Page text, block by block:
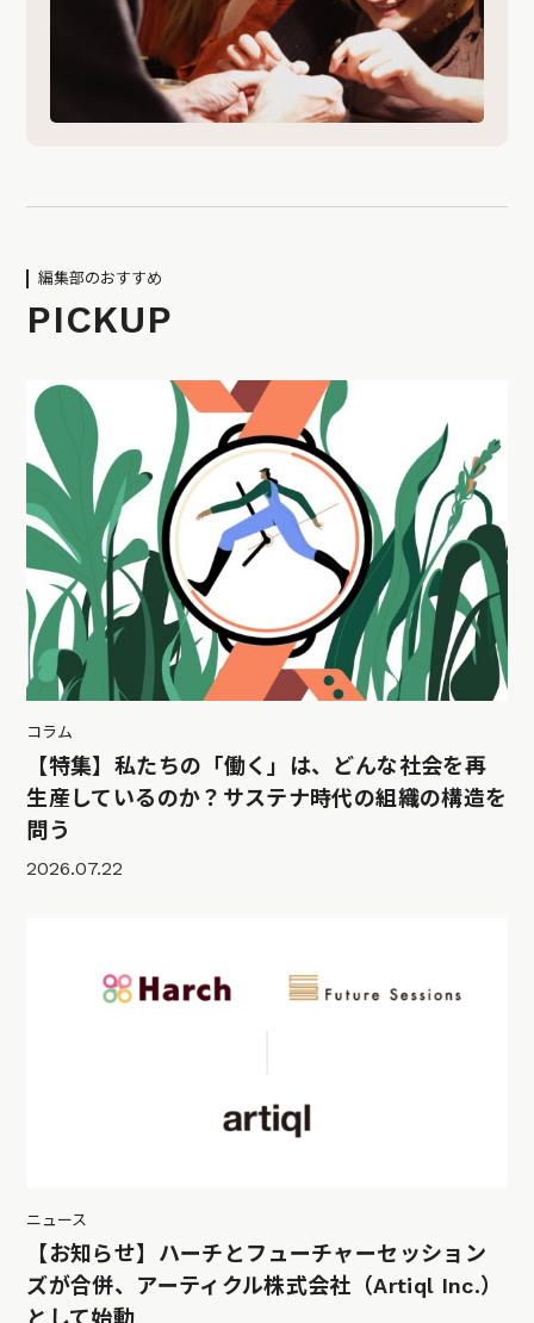
編集部のおすすめ
PICKUP
コラム
【特集】私たちの「働く」は、どんな社会を再
生産しているのか？サステナ時代の組織の構造を
問う
2026.07.22
ニュース
【お知らせ】ハーチとフューチャーセッション
ズが合併、アーティクル株式会社（Artiql Inc.）
として始動